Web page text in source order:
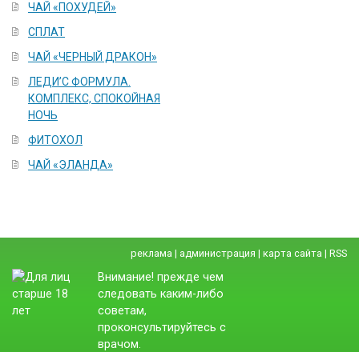
ЧАЙ «ПОХУДЕЙ»
СПЛАТ
ЧАЙ «ЧЕРНЫЙ ДРАКОН»
ЛЕДИ’С ФОРМУЛА.
КОМПЛЕКС, СПОКОЙНАЯ
НОЧЬ
ФИТОХОЛ
ЧАЙ «ЭЛАНДА»
реклама | администрация | карта сайта | RSS
Внимание! прежде чем
следовать каким-либо
советам,
проконсультируйтесь с
врачом.